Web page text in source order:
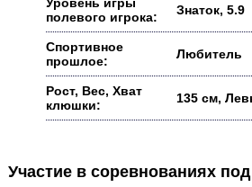
полевого игрока:
Знаток, 5.9
Спортивное
прошлое:
Любитель
Рост, Вес, Хват
клюшки:
135 см,
Участие в соревнованиях